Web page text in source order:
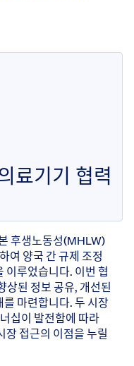
료기기 협력
후생노동성(MHLW)
여 양국 간 규제 조정
이루었습니다. 이번 협
상된 정보 공유, 개선된
마련합니다. 두 시장
십이 발전함에 따라
장 접근의 이점을 누릴